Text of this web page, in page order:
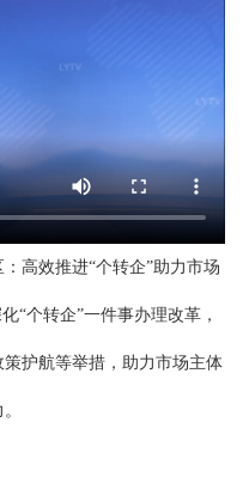
高效推进“个转企”助力市场
“个转企”一件事办理改革，
护航等举措，助力市场主体